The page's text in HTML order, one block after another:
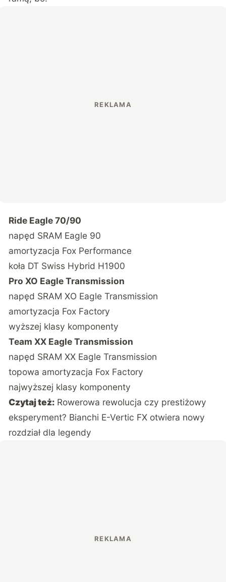
Ride Eagle 70/90
napęd SRAM Eagle 90
amortyzacja Fox Performance
koła DT Swiss Hybrid H1900
Pro XO Eagle Transmission
napęd SRAM XO Eagle Transmission
amortyzacja Fox Factory
wyższej klasy komponenty
Team XX Eagle Transmission
napęd SRAM XX Eagle Transmission
topowa amortyzacja Fox Factory
najwyższej klasy komponenty
Czytaj też: Rowerowa rewolucja czy prestiżowy
eksperyment? Bianchi E-Vertic FX otwiera nowy
rozdział dla legendy